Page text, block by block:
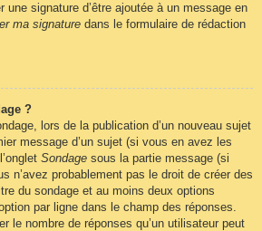
une signature d’être ajoutée à un message en
ma signature dans le formulaire de rédaction
?
lors de la publication d’un nouveau sujet
message d’un sujet (si vous en avez les
Sondage sous la partie message (si
n’avez probablement pas le droit de créer des
du sondage et au moins deux options
par ligne dans le champ des réponses.
le nombre de réponses qu’un utilisateur peut